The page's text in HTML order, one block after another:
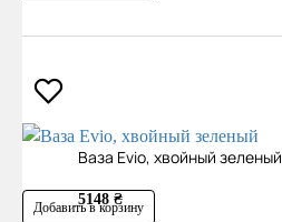
Ваза Evio, хвойный зеленый
5148 ₴
Добавить в корзину